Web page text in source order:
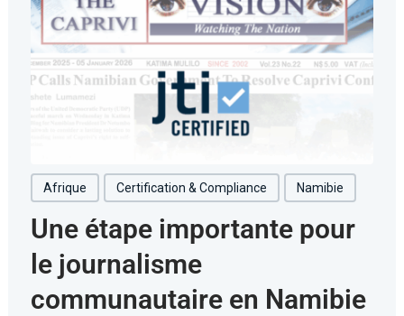
Afrique Certification & Compliance Namibie
Une étape importante pour
le journalisme
communautaire en Namibie